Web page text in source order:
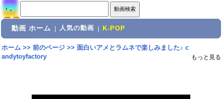
動画 ホーム 人気の動画 K-POP
ホーム>> 前のページ>> 面白いアメとラムネで楽しみました♪ c
andytoyfactory
もっと見る